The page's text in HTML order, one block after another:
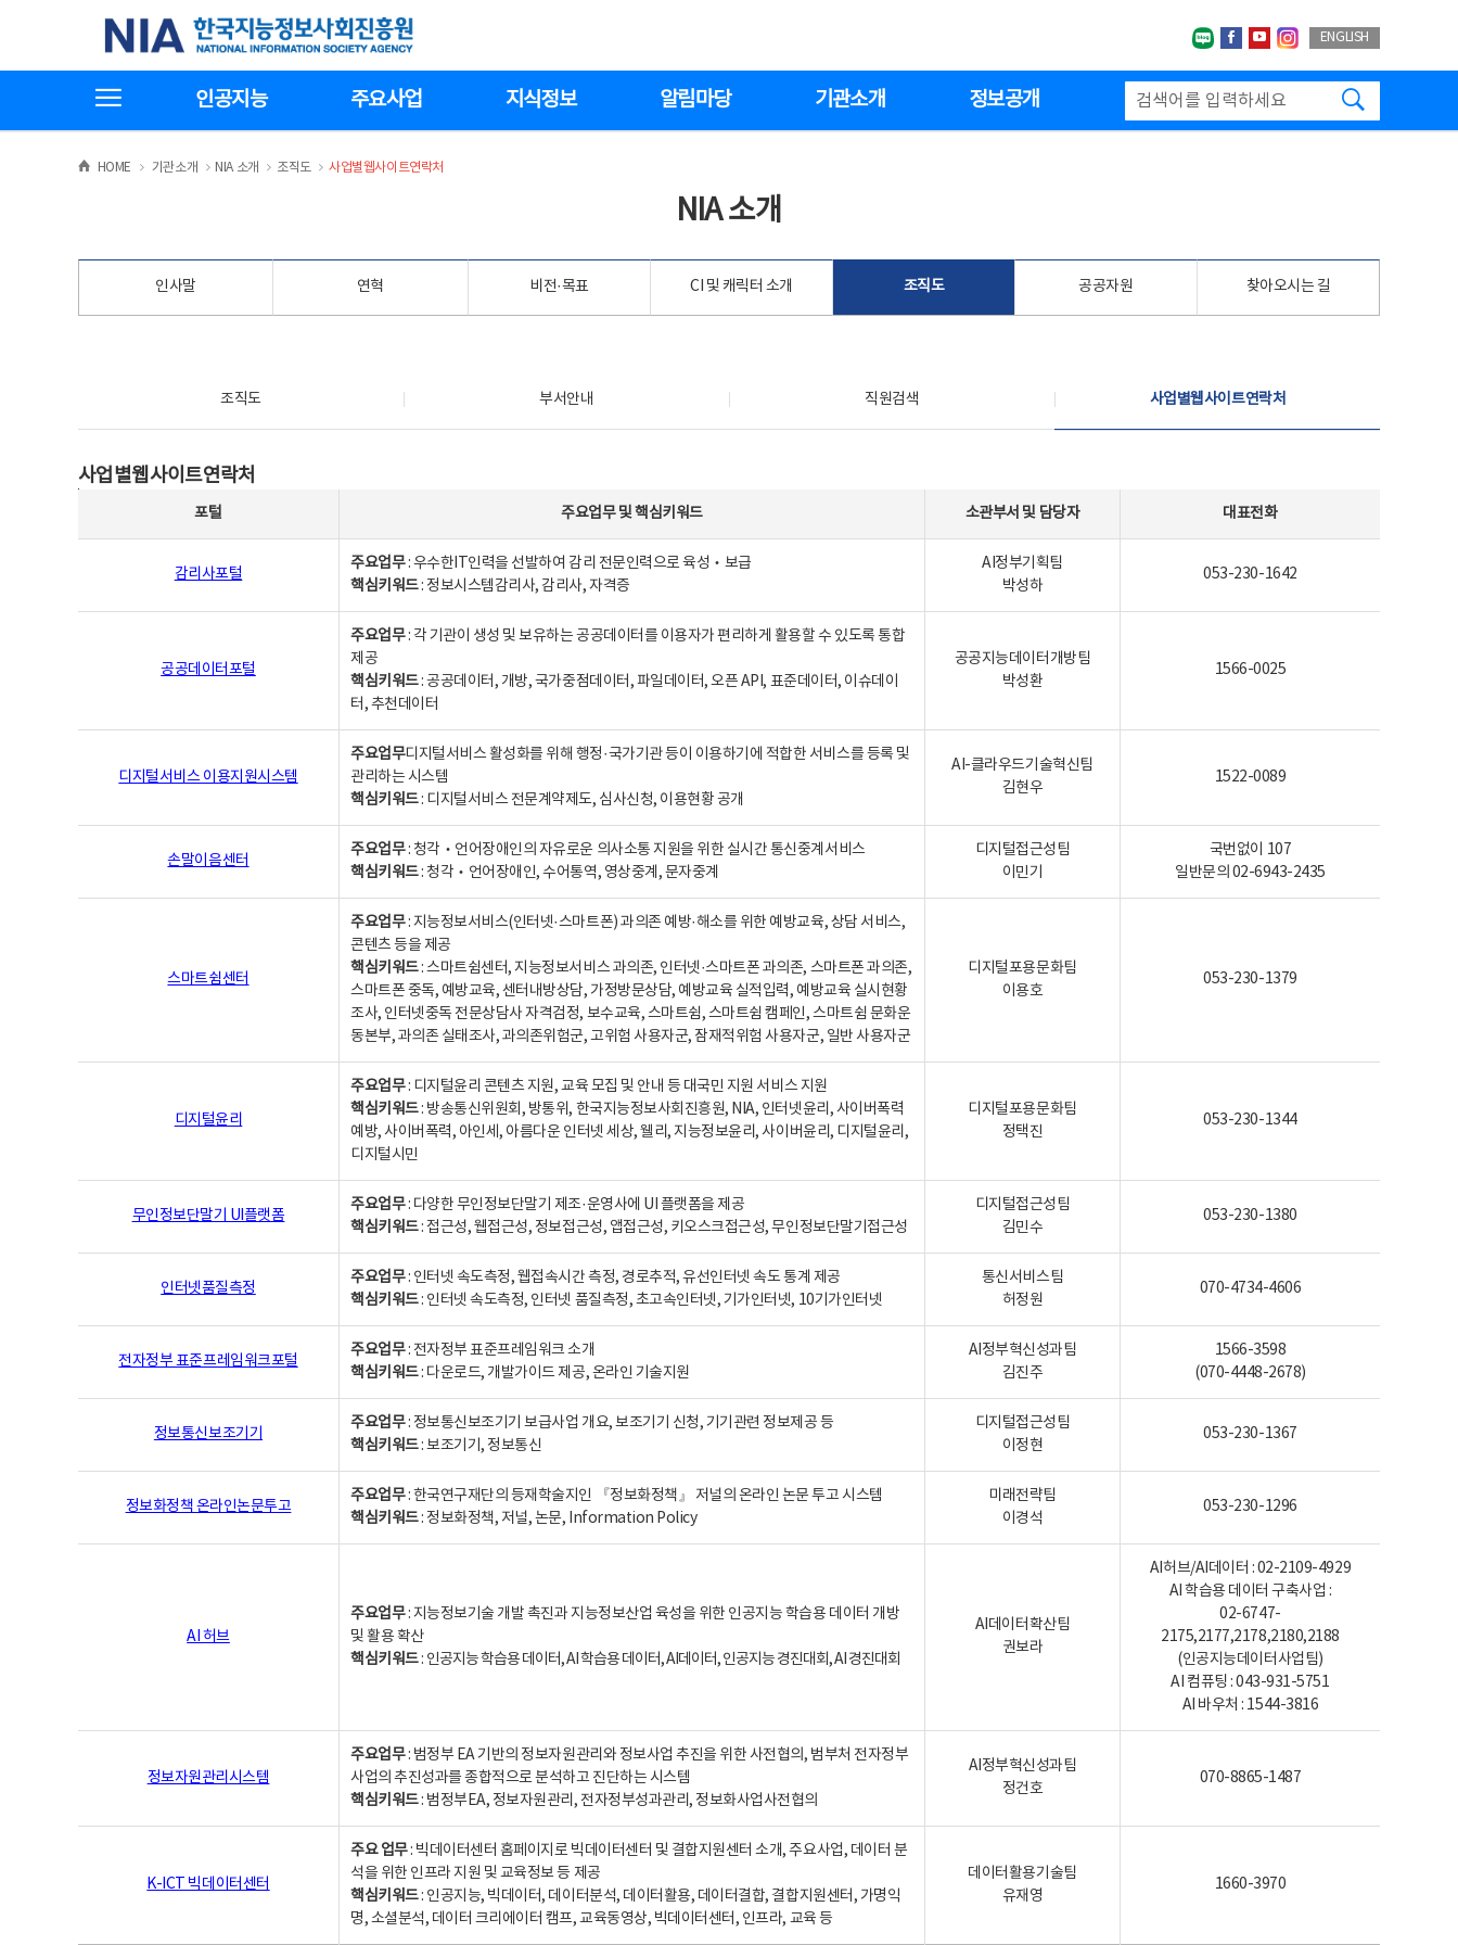
기
한국지능정보사회진흥원
네이버블로그
페이스북
유투브인스타그랩
ENGLISH
인공지능 주요사업 지식정보 알림마당 기관소개 정보공개
HOME >
기관소개 >NIA 소개 >
조직도 >
사업별웹사이트연락처
NIA 소개
인사말 연혁 비전·목표 CI 및 캐릭터 소개 조직도 공공자원 찾아오시는 길
조직도 부서안내 직원검색 사업별웹사이트연락처
사업별웹사이트연락처
포털 주요업무및핵심키워드 소관부서 및 담당자 대표전화
감리사포털
주요업무: 우수한IT인력을 선발하여 감리 전문인력으로 육성‧보급
핵심키워드: 정보시스템감리사, 감리사, 자격증
AI정부기획팀
박성하
053-230-1642
공공데이터포털
주요업무: 각 기관이 생성 및 보유하는 공공데이터를 이용자가 편리하게 활용할 수 있도록 통합
제공
핵심키워드: 공공데이터, 개방, 국가중점데이터, 파일데이터, 오픈 API, 표준데이터, 이슈데이
터, 추천데이터
공공지능데이터개방팀
박성환
1566-0025
디지털서비스 이용지원시스템
주요업무디지털서비스 활성화를 위해 행정·국가기관 등이 이용하기에 적합한 서비스를 등록 및
관리하는 시스템
핵심키워드: 디지털서비스 전문계약제도, 심사신청, 이용현황 공개
AI-클라우드기술혁신팀
김현우
1522-0089
손말이음센터
주요업무: 청각‧언어장애인의 자유로운 의사소통 지원을 위한 실시간 통신중계서비스
핵심키워드: 청각‧언어장애인, 수어통역, 영상중계, 문자중계
디지털접근성팀
이민기
국번없이 107
일반문의 02-6943-2435
스마트쉼센터
주요업무: 지능정보서비스(인터넷·스마트폰) 과의존 예방·해소를 위한 예방교육, 상담 서비스,
콘텐츠 등을 제공
핵심키워드: 스마트쉼센터, 지능정보서비스 과의존, 인터넷·스마트폰 과의존, 스마트폰 과의존,
스마트폰 중독, 예방교육, 센터내방상담, 가정방문상담, 예방교육 실적입력, 예방교육 실시현황
조사, 인터넷중독 전문상담사 자격검정, 보수교육, 스마트쉼, 스마트쉼 캠페인, 스마트쉼 문화운
동본부, 과의존 실태조사, 과의존위험군, 고위험 사용자군, 잠재적위험 사용자군, 일반 사용자군
디지털포용문화팀
이용호
053-230-1379
디지털윤리
주요업무: 디지털윤리 콘텐츠 지원, 교육 모집 및 안내 등 대국민 지원 서비스 지원
핵심키워드: 방송통신위원회, 방통위, 한국지능정보사회진흥원, NIA, 인터넷윤리, 사이버폭력
예방, 사이버폭력, 아인세, 아름다운 인터넷 세상, 웰리, 지능정보윤리, 사이버윤리, 디지털윤리,
디지털시민
디지털포용문화팀
정택진
053-230-1344
무인정보단말기 UI플랫폼
주요업무: 다양한 무인정보단말기 제조·운영사에 UI 플랫폼을 제공
핵심키워드: 접근성, 웹접근성, 정보접근성, 앱접근성, 키오스크접근성, 무인정보단말기접근성
디지털접근성팀
김민수
053-230-1380
인터넷품질측정
주요업무: 인터넷 속도측정, 웹접속시간 측정, 경로추적, 유선인터넷 속도 통계 제공
핵심키워드: 인터넷 속도측정, 인터넷 품질측정, 초고속인터넷, 기가인터넷, 10기가인터넷
통신서비스팀
허정원
070-4734-4606
전자정부 표준프레임워크포털
주요업무: 전자정부 표준프레임워크 소개
핵심키워드: 다운로드, 개발가이드 제공, 온라인 기술지원
AI정부혁신성과팀
김진주
1566-3598
(070-4448-2678)
정보통신보조기기
주요업무: 정보통신보조기기 보급사업 개요, 보조기기 신청, 기기관련 정보제공 등
핵심키워드: 보조기기, 정보통신
디지털접근성팀
이정현
053-230-1367
정보화정책 온라인논문투고
주요업무: 한국연구재단의 등재학술지인 『정보화정책』 저널의 온라인 논문 투고 시스템
핵심키워드: 정보화정책, 저널, 논문, Information Policy
미래전략팀
이경석
053-230-1296
AI 허브
주요업무: 지능정보기술 개발 촉진과 지능정보산업 육성을 위한 인공지능 학습용 데이터 개방
및 활용 확산
핵심키워드: 인공지능 학습용 데이터, AI 학습용 데이터, AI데이터, 인공지능 경진대회, AI 경진대회
AI데이터확산팀
권보라
AI허브/AI데이터 : 02-2109-4929
AI 학습용 데이터 구축사업 :
02-6747-
2175,2177,2178,2180,2188
(인공지능데이터사업팀)
AI 컴퓨팅 : 043-931-5751
AI 바우처 : 1544-3816
정보자원관리시스템
주요업무: 범정부 EA 기반의 정보자원관리와 정보사업 추진을 위한 사전협의, 범부처 전자정부
사업의 추진성과를 종합적으로 분석하고 진단하는 시스템
핵심키워드: 범정부EA, 정보자원관리, 전자정부성과관리, 정보화사업사전협의
AI정부혁신성과팀
정건호
070-8865-1487
K-ICT 빅데이터센터
주요 업무: 빅데이터센터 홈페이지로 빅데이터센터 및 결합지원센터 소개, 주요사업, 데이터 분
석을 위한 인프라 지원 및 교육정보 등 제공
핵심키워드: 인공지능, 빅데이터, 데이터분석, 데이터활용, 데이터결합, 결합지원센터, 가명익
명, 소셜분석, 데이터 크리에이터 캠프, 교육동영상, 빅데이터센터, 인프라, 교육 등
데이터활용기술팀
유재영
1660-3970